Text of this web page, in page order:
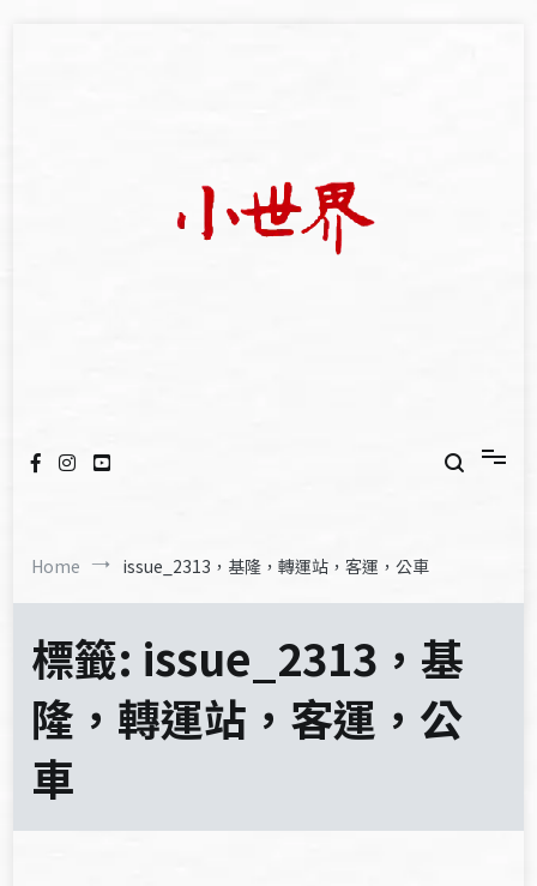
Home issue_2313，基隆，轉運站，客運，公車
標籤: issue_2313，基
隆，轉運站，客運，公
車